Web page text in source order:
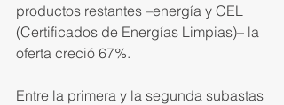
productos restantes –energía y CEL
(Certificados de Energías Limpias)– la
oferta creció 67%.
Entre la primera y la segunda subastas